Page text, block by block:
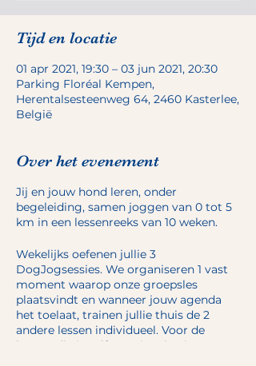
Tijd en locatie
01 apr 2021, 19:30 – 03 jun 2021, 20:30
Parking Floréal Kempen,
Herentalsesteenweg 64, 2460 Kasterlee,
België
Over het evenement
Jij en jouw hond leren, onder
begeleiding, samen joggen van 0 tot 5
km in een lessenreeks van 10 weken.
Wekelijks oefenen jullie 3
DogJogsessies. We organiseren 1 vast
moment waarop onze groepsles
plaatsvindt en wanneer jouw agenda
het toelaat, trainen jullie thuis de 2
andere lessen individueel. Voor de
lessen, die je zelf voor je rekening